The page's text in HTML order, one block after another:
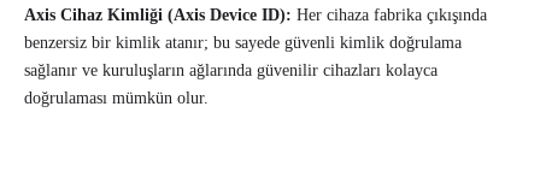
Axis Cihaz Kimliği (Axis Device ID): Her cihaza fabrika çıkışında
benzersiz bir kimlik atanır; bu sayede güvenli kimlik doğrulama
sağlanır ve kuruluşların ağlarında güvenilir cihazları kolayca
doğrulaması mümkün olur.